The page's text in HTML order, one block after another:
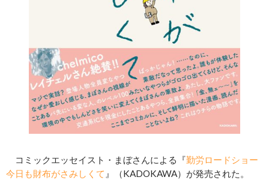
コミックエッセイスト・まぼさんによる『勤労ロードショー
今日も財布がさみしくて 』（KADOKAWA）が発売された。